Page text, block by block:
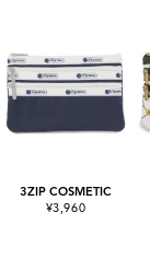
3ZIP COSMETIC
¥3,960